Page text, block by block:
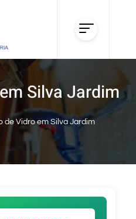
Silva Jardim
de Vidro em Silva Jardim